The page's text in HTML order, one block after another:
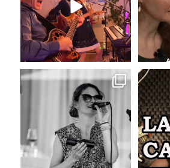
Sommer, Sonne, Gefühle bei der
Agape!
...
41 0